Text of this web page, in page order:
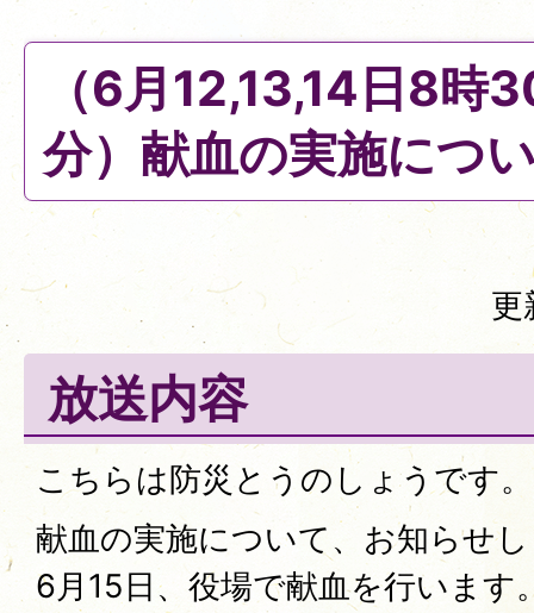
（6月12,13,14日8時
分）献血の実施につ
更
放送内容
こちらは防災とうのしょうです。
献血の実施について、お知らせ
6月15日、役場で献血を行います